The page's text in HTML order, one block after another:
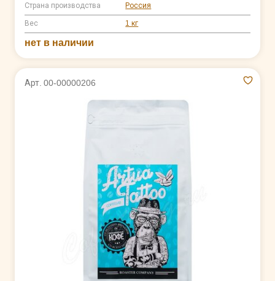
Страна производства Россия
Вес 1 кг
нет в наличии
Арт. 00-00000206